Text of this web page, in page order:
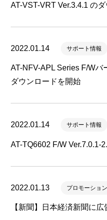
AT-VST-VRT Ver.3.4.1 の
2022.01.14 サポート情報
AT-NFV-APL Series F/Wバ
ダウンロードを開始
2022.01.14 サポート情報
AT-TQ6602 F/W Ver.7.0.1-
2022.01.13 プロモーショ
【新聞】日本経済新聞に